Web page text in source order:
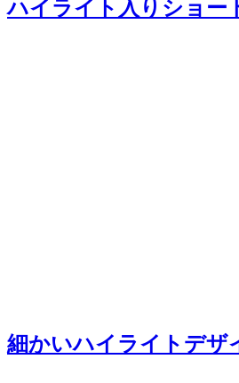
ハイライト入りショー
細かいハイライトデザ